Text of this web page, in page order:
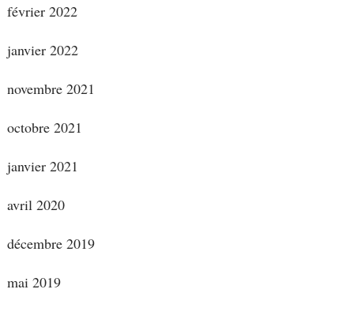
février 2022
janvier 2022
novembre 2021
octobre 2021
janvier 2021
avril 2020
décembre 2019
mai 2019